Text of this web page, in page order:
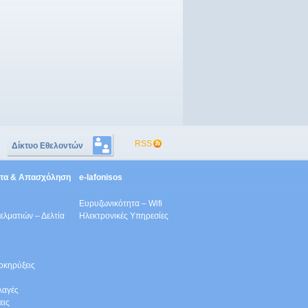
Δίκτυο Εθελοντών RSS
& Απασχόληση
– Δελτία
e-lafonisos
Ευρυζωνικότητα – Wifi
Ηλεκτρονικές Υπηρεσίες